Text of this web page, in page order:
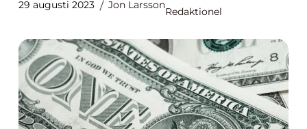
29 augusti 2023 Jon Larsson
Redaktionel